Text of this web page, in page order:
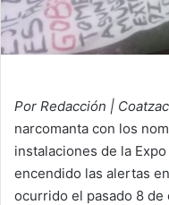
Por Redacción |
narcomanta con los
instalaciones de la
encendido las alertas
ocurrido el pasado 8